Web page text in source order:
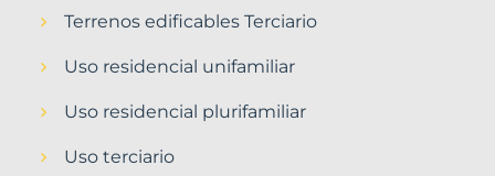
Terrenos edificables Terciario
Uso residencial unifamiliar
Uso residencial plurifamiliar
Uso terciario